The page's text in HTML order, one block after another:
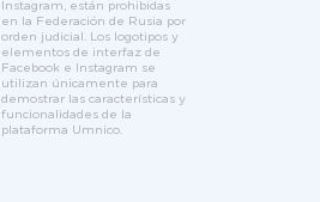
Instagram, están prohibidas
en la Federación de Rusia por
orden judicial. Los logotipos y
elementos de interfaz de
Facebook e Instagram se
utilizan únicamente para
demostrar las características y
funcionalidades de la
plataforma Umnico.